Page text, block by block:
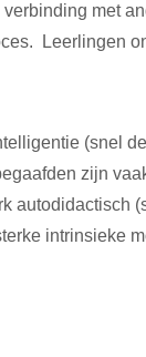
met
Leerlingen
(snel
zijn
autodidactisch
intrinsieke